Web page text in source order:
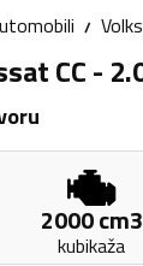
CC -
2000cm3
kubikaža